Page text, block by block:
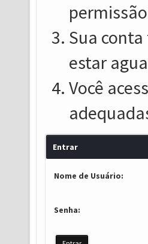
Sua
estar
Você
Entrar
Nome de Usuário:
Senha: